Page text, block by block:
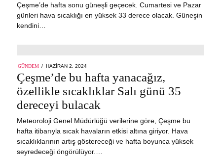
Çeşme’de hafta sonu güneşli geçecek. Cumartesi ve Pazar
günleri hava sıcaklığı en yüksek 33 derece olacak. Güneşin
kendini…
GÜNDEM
POSTED
HAZIRAN 2, 2024
2024
Çeşme’de bu hafta yanacağız,
özellikle sıcaklıklar Salı günü 35
dereceyi bulacak
Meteoroloji Genel Müdürlüğü verilerine göre, Çeşme bu
hafta itibarıyla sıcak havaların etkisi altına giriyor. Hava
sıcaklıklarının artış göstereceği ve hafta boyunca yüksek
seyredeceği öngörülüyor.…